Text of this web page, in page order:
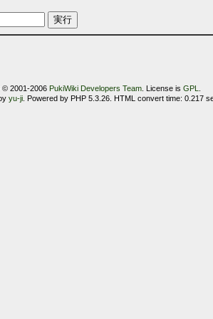
2001-2006 PukiWiki Developers Team. License is GPL
yu-ji. Powered by PHP 5.3.26. HTML convert time: 0.217